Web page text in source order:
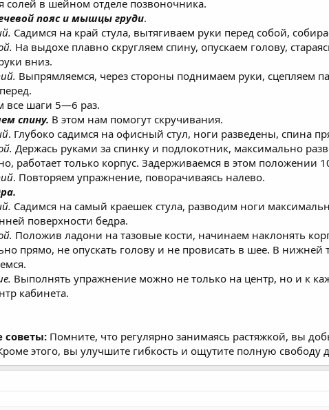
солей в шейном отделе позвоночника.
пояс и мышцы груди.
Садимся на край стула, вытягиваем руки перед собой,
На выдохе плавно скругляем спину, опускаем голову,
вниз.
Выпрямляемся, через стороны поднимаем руки, сцепляем
все шаги 5—6 раз.
спину. В этом нам помогут скручивания.
. Глубоко садимся на офисный стул, ноги разведены, спина
Держась руками за спинку и подлокотник, максимально
работает только корпус. Задерживаемся в этом положении
. Повторяем упражнение, поворачиваясь налево.
Садимся на самый краешек стула, разводим ноги
поверхности бедра.
Положив ладони на тазовые кости, начинаем наклонять
прямо, не опускать голову и не провисать в шее. В
Выполнять упражнение можно не только на центр, но и к
кабинета.
советы: Помните, что регулярно занимаясь растяжкой, вы
этого, вы улучшите гибкость и ощутите полную свободу